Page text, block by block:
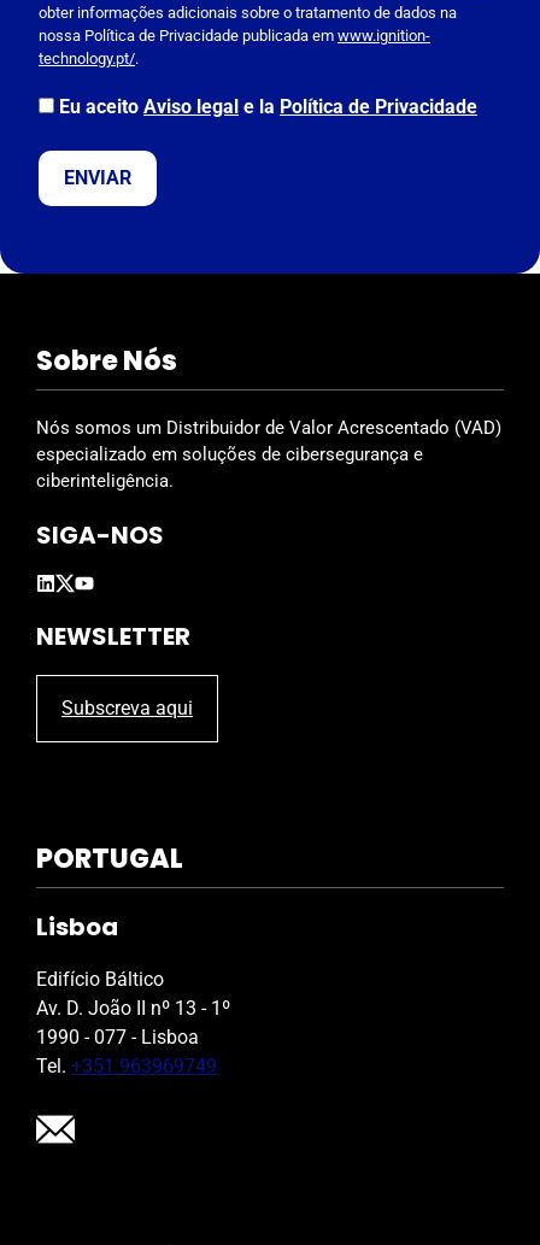
e
l
e
a
e
s
e
l
d
e
m
t
.
obter informações adicionais sobre o tratamento de dados na
nossa Política de Privacidade publicada em www.ignition-
technology.pt/.
Eu aceito Aviso legal e la Política de Privacidade
Sobre Nós
Nós somos um Distribuidor de Valor Acrescentado (VAD)
especializado em soluções de cibersegurança e
ciberinteligência.
SIGA-NOS
NEWSLETTER
Subscreva aqui
PORTUGAL
Lisboa
Edifício Báltico
Av. D. João II nº 13 - 1º
1990 - 077 - Lisboa
Tel. +351 963969749